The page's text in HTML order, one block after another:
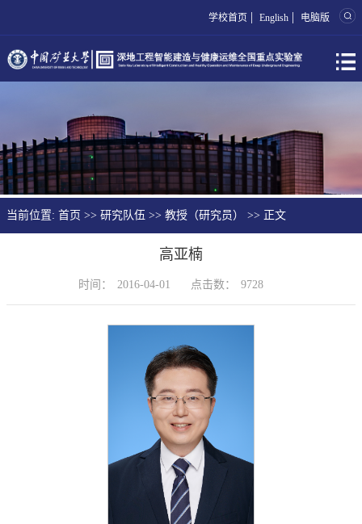
学校首页 | English | 电脑版
当前位置: 首页 >> 研究队伍 >> 教授（研究员） >> 正文
高亚楠
时间： 2016-04-01 点击数： 9728